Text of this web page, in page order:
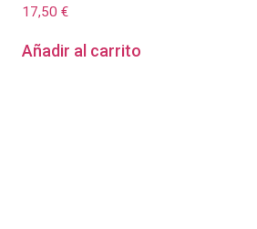
17,50€
Añadir al carrito